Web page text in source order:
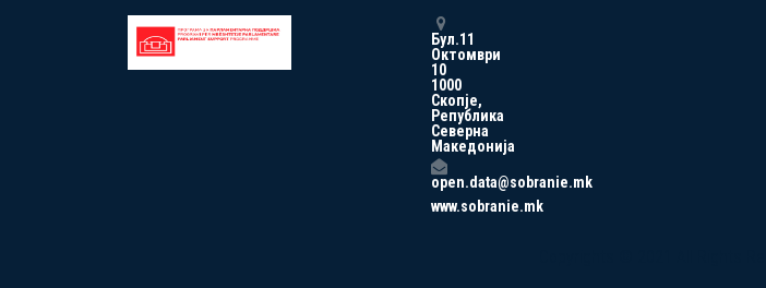
Бул.11
Октомври
10
1000
Скопје,
Република
Северна
Македонија
open.data@sobranie.mk
www.sobranie.mk